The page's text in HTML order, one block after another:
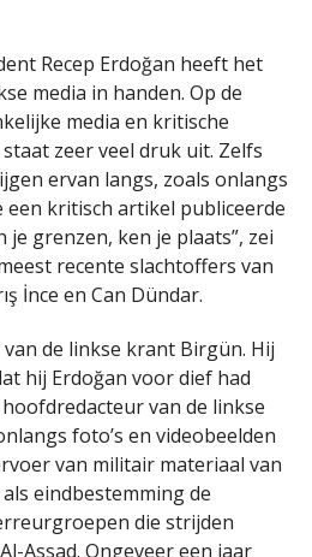
Recep Erdoğan heeft het
media in handen. Op de
media en kritische
zeer veel druk uit. Zelfs
ervan langs, zoals onlangs
een kritisch artikel publiceerde
je grenzen, ken je plaats”, zei
recente slachtoffers van
İnce en Can Dündar.
de linkse krant Birgün. Hij
hij Erdoğan voor dief had
van de linkse
foto’s en videobeelden
van militair materiaal van
eindbestemming de
die strijden
Assad. Ongeveer een jaar